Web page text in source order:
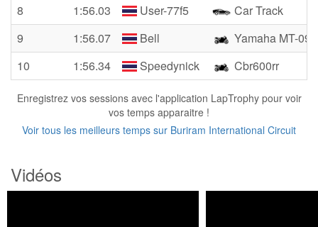
8
1:56.03 User-77f5
Car Track
9
1:56.07 Bell
Yamaha MT-09
10
1:56.34 Speedynick Cbr600rr
Enregistrez vos sessions avec l'application LapTrophy pour voir
vos temps apparaitre !
Voir tous les meilleurs temps sur Buriram International Circuit
Vidéos